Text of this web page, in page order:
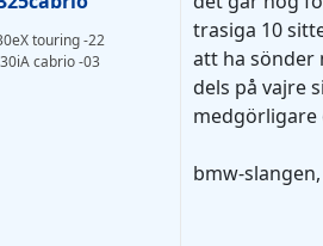
touring -22
cabrio -03
trasiga 10
att ha sönder
dels på vajre
medgörligare
bmw-